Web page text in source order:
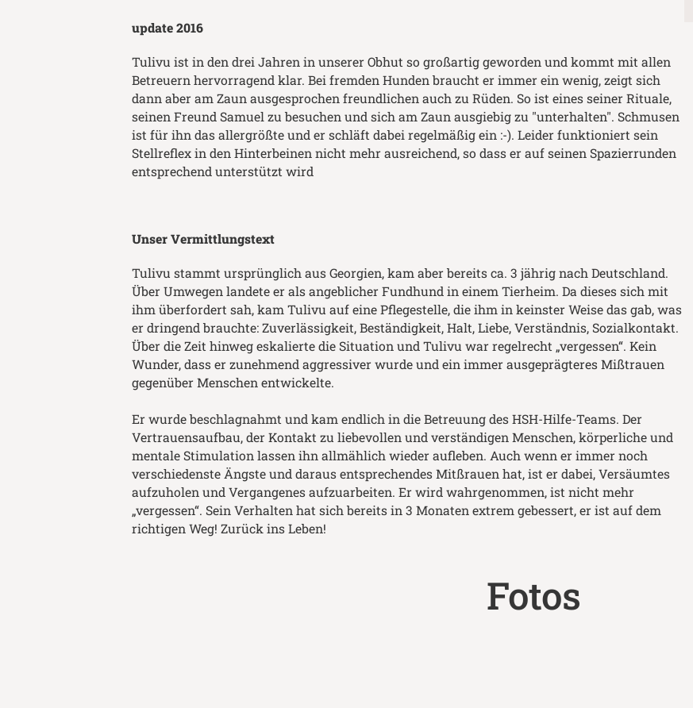
update 2016
Tulivu ist in den drei Jahren in unserer Obhut so großartig geworden und kommt mit allen
Betreuern hervorragend klar. Bei fremden Hunden braucht er immer ein wenig, zeigt sich
dann aber am Zaun ausgesprochen freundlichen auch zu Rüden. So ist eines seiner Rituale,
seinen Freund Samuel zu besuchen und sich am Zaun ausgiebig zu "unterhalten". Schmusen
ist für ihn das allergrößte und er schläft dabei regelmäßig ein :-). Leider funktioniert sein
Stellreflex in den Hinterbeinen nicht mehr ausreichend, so dass er auf seinen Spazierrunden
entsprechend unterstützt wird
Unser Vermittlungstext
Tulivu stammt ursprünglich aus Georgien, kam aber bereits ca. 3 jährig nach Deutschland.
Über Umwegen landete er als angeblicher Fundhund in einem Tierheim. Da dieses sich mit
ihm überfordert sah, kam Tulivu auf eine Pflegestelle, die ihm in keinster Weise das gab, was
er dringend brauchte: Zuverlässigkeit, Beständigkeit, Halt, Liebe, Verständnis, Sozialkontakt.
Über die Zeit hinweg eskalierte die Situation und Tulivu war regelrecht „vergessen“. Kein
Wunder, dass er zunehmend aggressiver wurde und ein immer ausgeprägteres Mißtrauen
gegenüber Menschen entwickelte.
Er wurde beschlagnahmt und kam endlich in die Betreuung des HSH-Hilfe-Teams. Der
Vertrauensaufbau, der Kontakt zu liebevollen und verständigen Menschen, körperliche und
mentale Stimulation lassen ihn allmählich wieder aufleben. Auch wenn er immer noch
verschiedenste Ängste und daraus entsprechendes Mitßrauen hat, ist er dabei, Versäumtes
aufzuholen und Vergangenes aufzuarbeiten. Er wird wahrgenommen, ist nicht mehr
„vergessen“. Sein Verhalten hat sich bereits in 3 Monaten extrem gebessert, er ist auf dem
richtigen Weg! Zurück ins Leben!
Fotos